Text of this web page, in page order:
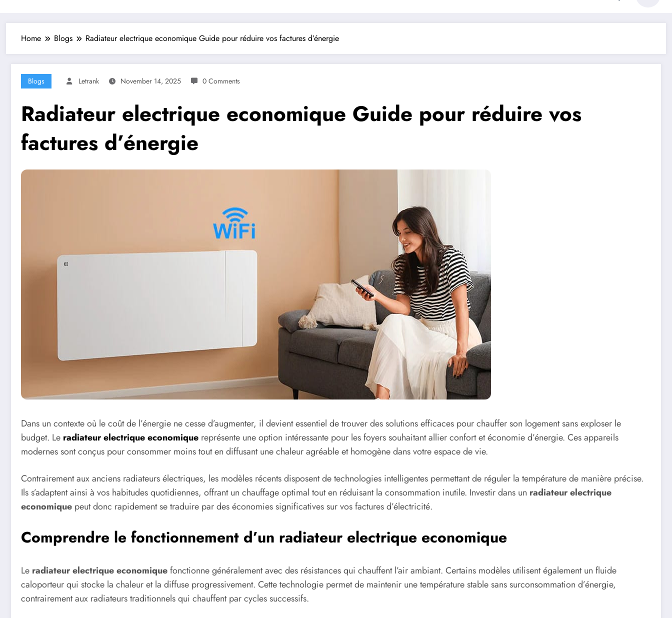
Home Blogs Radiateur electrique economique Guide pour réduire vos factures d’énergie
Blogs Letrank November 14, 2025 0 Comments
Radiateur electrique economique Guide pour réduire vos
factures d’énergie
Dans un contexte où le coût de l’énergie ne cesse d’augmenter, il devient essentiel de trouver des solutions efficaces pour chauffer son logement sans exploser le
budget. Le radiateur electrique economique représente une option intéressante pour les foyers souhaitant allier confort et économie d’énergie. Ces appareils
modernes sont conçus pour consommer moins tout en diffusant une chaleur agréable et homogène dans votre espace de vie.
Contrairement aux anciens radiateurs électriques, les modèles récents disposent de technologies intelligentes permettant de réguler la température de manière précise.
Ils s’adaptent ainsi à vos habitudes quotidiennes, offrant un chauffage optimal tout en réduisant la consommation inutile. Investir dans un radiateur electrique
economique peut donc rapidement se traduire par des économies significatives sur vos factures d’électricité.
Comprendre le fonctionnement d’un radiateur electrique economique
Le radiateur electrique economiquefonctionne généralement avec des résistances qui chauffent l’air ambiant. Certains modèles utilisent également un fluide
caloporteur qui stocke la chaleur et la diffuse progressivement. Cette technologie permet de maintenir une température stable sans surconsommation d’énergie,
contrairement aux radiateurs traditionnels qui chauffent par cycles successifs.